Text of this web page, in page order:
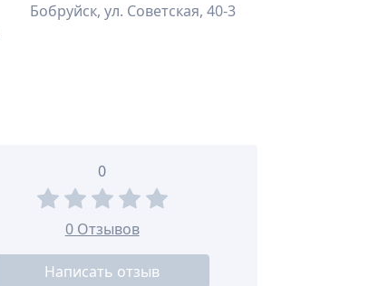
Бобруйск, ул. Советская, 40-3
0
0 Отзывов
Написать отзыв